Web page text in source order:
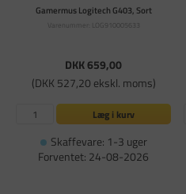
Gamermus Logitech G403, Sort
Varenummer: LOG910005633
DKK 659,00
(DKK 527,20 ekskl. moms)
Læg i kurv
Skaffevare: 1-3 uger
Forventet: 24-08-2026